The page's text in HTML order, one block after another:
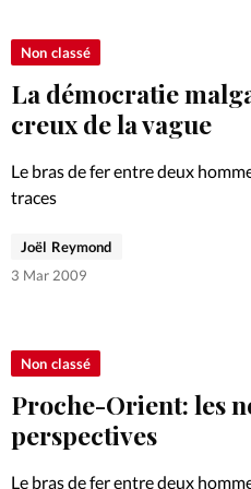
Opinions
Non classé
La démocratie
creux de la vague
Le bras de fer entre deux
traces
Joël Reymond
3 Mar 2009
Non classé
Proche-Orient: les
perspectives
Le bras de fer entre deux